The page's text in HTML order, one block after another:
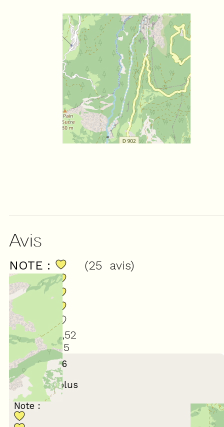
Avis
NOTE :
4,52
/ 5
(25 avis)
Juillet 2026
Martine
65 ans et plus
En famille
Note :